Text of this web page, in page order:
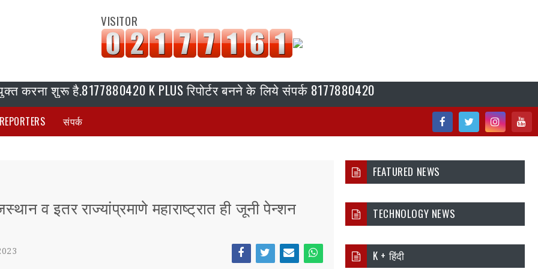
VISITOR
शुरू है.8177880420 K PLUS रिपोर्टर बनने के लिये संपर्क 8177880420
ebo
ok
tter
agr
am
tub
e
संपर्क
व इतर राज्यांप्रमाणे महाराष्ट्रात ही जूनी पेन्शन
FEATURED NEWS
TECHNOLOGY NEWS
K + हिंदी